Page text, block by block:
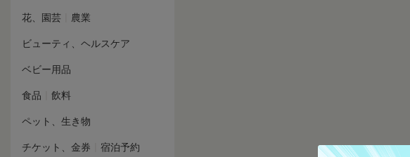
花、園芸 農業
ビューティ、ヘルスケア
ベビー用品
食品 飲料
ペット、生き物
チケット、金券 宿泊予約